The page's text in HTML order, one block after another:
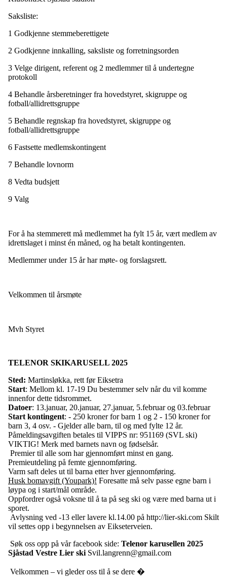
Saksliste:
1 Godkjenne stemmeberettigete
2 Godkjenne innkalling, saksliste og forretningsorden
3 Velge dirigent, referent og 2 medlemmer til å undertegne
protokoll
4 Behandle årsberetninger fra hovedstyret, skigruppe og
fotball/allidrettsgruppe
5 Behandle regnskap fra hovedstyret, skigruppe og
fotball/allidrettsgruppe
6 Fastsette medlemskontingent
7 Behandle lovnorm
8 Vedta budsjett
9 Valg
For å ha stemmerett må medlemmet ha fylt 15 år, vært medlem av
idrettslaget i minst én måned, og ha betalt kontingenten.
Medlemmer under 15 år har møte- og forslagsrett.
Velkommen til årsmøte
Mvh Styret
TELENOR SKIKARUSELL 2025
Sted: Martinsløkka, rett før Eiksetra
Start: Mellom kl. 17-19 Du bestemmer selv når du vil komme
innenfor dette tidsrommet.
Datoer: 13.januar, 20.januar, 27.januar, 5.februar og 03.februar
Start kontingent: - 250 kroner for barn 1 og 2 - 150 kroner for
barn 3, 4 osv. - Gjelder alle barn, til og med fylte 12 år.
Påmeldingsavgiften betales til VIPPS nr: 951169 (SVL ski)
VIKTIG! Merk med barnets navn og fødselsår.
Premier til alle som har gjennomført minst en gang.
Premieutdeling på femte gjennomføring.
Varm saft deles ut til barna etter hver gjennomføring.
Husk bomavgift (Youpark)! Foresatte må selv passe egne barn i
løypa og i start/mål område.
Oppfordrer også voksne til å ta på seg ski og være med barna ut i
sporet.
Avlysning ved -13 eller lavere kl.14.00 på http://lier-ski.com Skilt
vil settes opp i begynnelsen av Eikseterveien.
Søk oss opp på vår facebook side: Telenor karusellen 2025
Sjåstad Vestre Lier ski Svil.langrenn@gmail.com
Velkommen – vi gleder oss til å se dere �